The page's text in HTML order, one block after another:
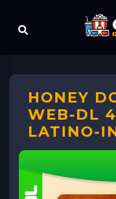
HONEY
WEB-DL
LATINO-